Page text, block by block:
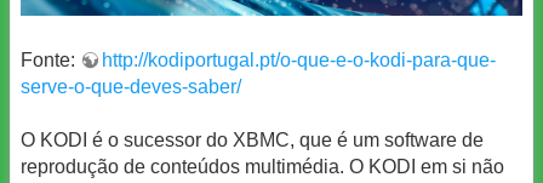
Fonte:
http://kodiportugal.pt/o-que-e-o-kodi-para-que-
serve-o-que-deves-saber/
O KODI é o sucessor do XBMC, que é um software de
reprodução de conteúdos multimédia. O KODI em si não